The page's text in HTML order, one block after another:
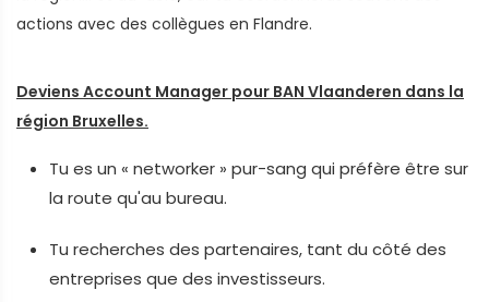
actions avec des collègues en Flandre.
Deviens Account Manager pour BAN Vlaanderen dans la
région Bruxelles.
Tu es un « networker » pur-sang qui préfère être sur
la route qu'au bureau.
Tu recherches des partenaires, tant du côté des
entreprises que des investisseurs.